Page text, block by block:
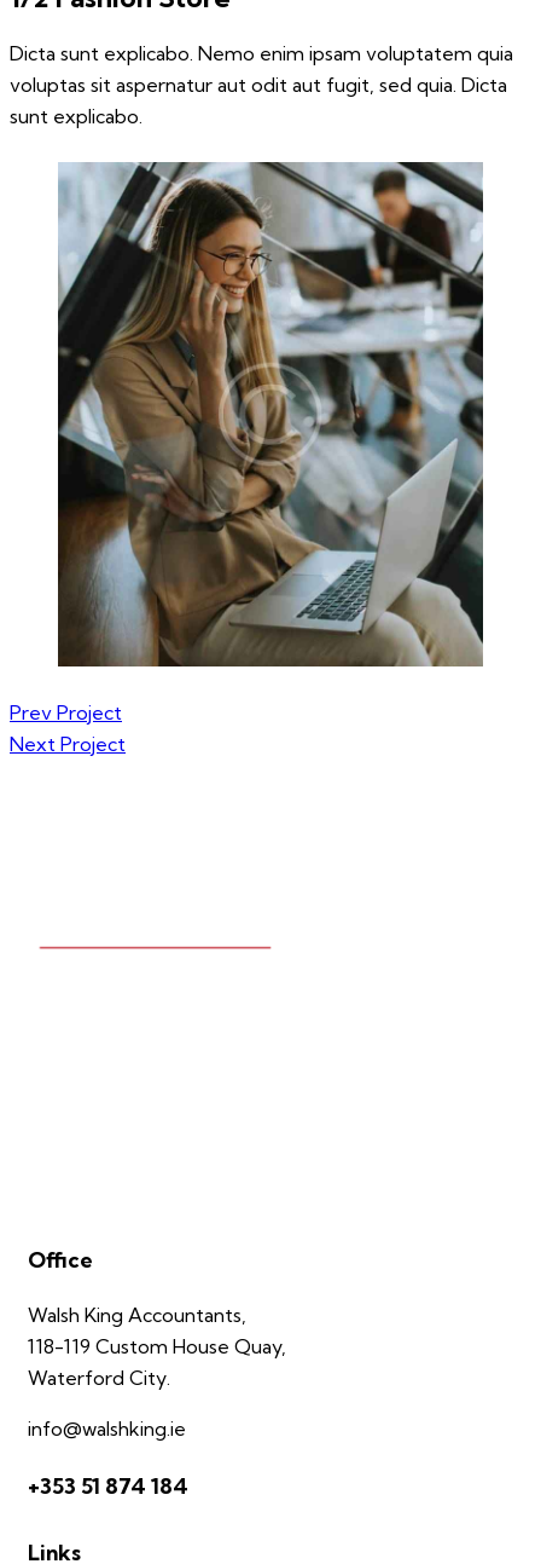
Dicta sunt explicabo. Nemo enim ipsam voluptatem quia
voluptas sit aspernatur aut odit aut fugit, sed quia. Dicta
sunt explicabo.
Prev Project
Next Project
Office
Walsh King Accountants,
118-119 Custom House Quay,
Waterford City.
info@walshking.ie
+353 51 874 184
Links